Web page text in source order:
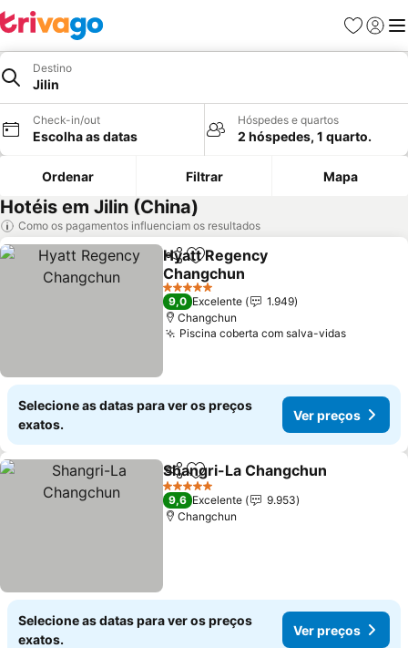
Favoritos
Iniciar
Destino
Jilin
Check-in/out
Escolha as datas
Hóspedes e quartos
2 hóspedes, 1 quarto.
Ordenar Filtrar Mapa
Hotéis em Jilin (China)
Como os pagamentos influenciam os resultados
PartilharAdicionar aos favoritos
Hyatt Regency
Changchun
5 Estrelas
9,0 Excelente
1.949
Changchun
Piscina coberta com salva-vidas
Selecione as datas para ver os preços
exatos.
Ver preços
PartilharAdicionar aos favoritos
Shangri-La Changchun
5 Estrelas
9,6 Excelente
9.953
Changchun
Selecione as datas para ver os preços
exatos.
Ver preços